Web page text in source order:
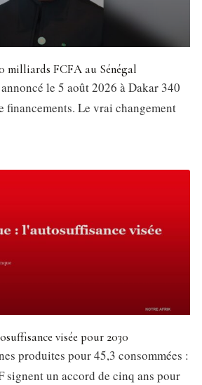
milliards FCFA au Sénégal
le 5 août 2026 à Dakar 340
financements. Le vrai changement
visée pour 2030
produites pour 45,3 consommées :
signent un accord de cinq ans pour